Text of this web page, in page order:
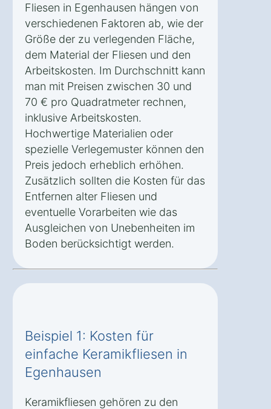
Fliesen in Egenhausen hängen von
verschiedenen Faktoren ab, wie der
Größe der zu verlegenden Fläche,
dem Material der Fliesen und den
Arbeitskosten. Im Durchschnitt kann
man mit Preisen zwischen 30 und
70 € pro Quadratmeter rechnen,
inklusive Arbeitskosten.
Hochwertige Materialien oder
spezielle Verlegemuster können den
Preis jedoch erheblich erhöhen.
Zusätzlich sollten die Kosten für das
Entfernen alter Fliesen und
eventuelle Vorarbeiten wie das
Ausgleichen von Unebenheiten im
Boden berücksichtigt werden.
Beispiel 1: Kosten für
einfache Keramikfliesen in
Egenhausen
Keramikfliesen gehören zu den